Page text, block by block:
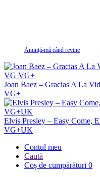
Anunță-mă când revine
Joan Baez – Gracias A La
VG+
Elvis Presley – Easy Come,
VG+UK
Contul meu
Caută
Coș de cumpărături 0